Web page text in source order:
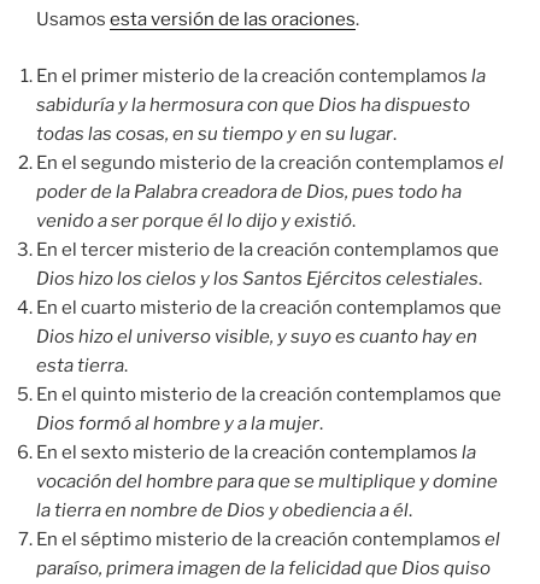
Usamos esta versión de las oraciones.
En el primer misterio de la creación contemplamos la
sabiduría y la hermosura con que Dios ha dispuesto
todas las cosas, en su tiempo y en su lugar.
En el segundo misterio de la creación contemplamos el
poder de la Palabra creadora de Dios, pues todo ha
venido a ser porque él lo dijo y existió.
En el tercer misterio de la creación contemplamos que
Dios hizo los cielos y los Santos Ejércitos celestiales.
En el cuarto misterio de la creación contemplamos que
Dios hizo el universo visible, y suyo es cuanto hay en
esta tierra.
En el quinto misterio de la creación contemplamos que
Dios formó al hombre y a la mujer.
En el sexto misterio de la creación contemplamos la
vocación del hombre para que se multiplique y domine
la tierra en nombre de Dios y obediencia a él.
En el séptimo misterio de la creación contemplamos el
paraíso, primera imagen de la felicidad que Dios quiso